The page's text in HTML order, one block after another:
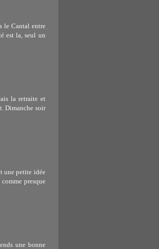
le Cantal entre
est la, seul un
la retraite et
Dimanche soir
une petite idée
presque
une bonne